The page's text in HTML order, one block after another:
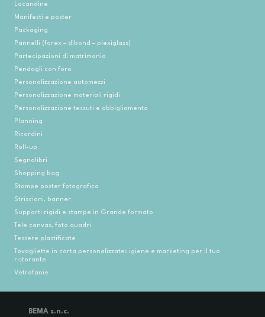
Locandine
Manifesti e poster
Packaging
Pannelli (forex – dibond – plexiglass)
Partecipazioni di matrimonio
Pendagli con foro
Personalizzazione automezzi
Personalizzazione materiali rigidi
Personalizzazione tessuti e abbigliamento
Planning
Ricordini
Roll-up
Segnalibri
Shopping bag
Stampe poster fotografico
Striscioni, banner
Supporti rigidi e stampe in Grande formato
Tele canvas, foto quadri
Tessere plastificate
Tovagliette in carta personalizzate: igiene e marketing per il tuo
ristorante
Vetrofanie
BEMA s.n.c.